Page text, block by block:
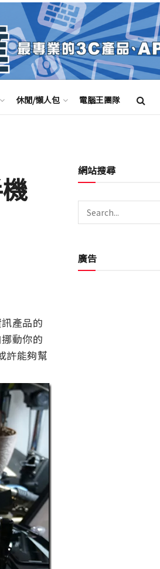
休閒/懶人包 電腦王團隊
產品的
動你的
許能夠幫
網站搜尋
廣告